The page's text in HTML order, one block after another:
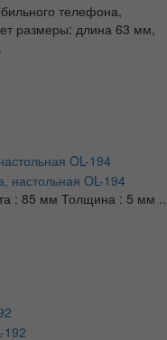
телефона,
размеры: длина 63 мм,
OL-194
: 85 мм Толщина : 5 мм ..